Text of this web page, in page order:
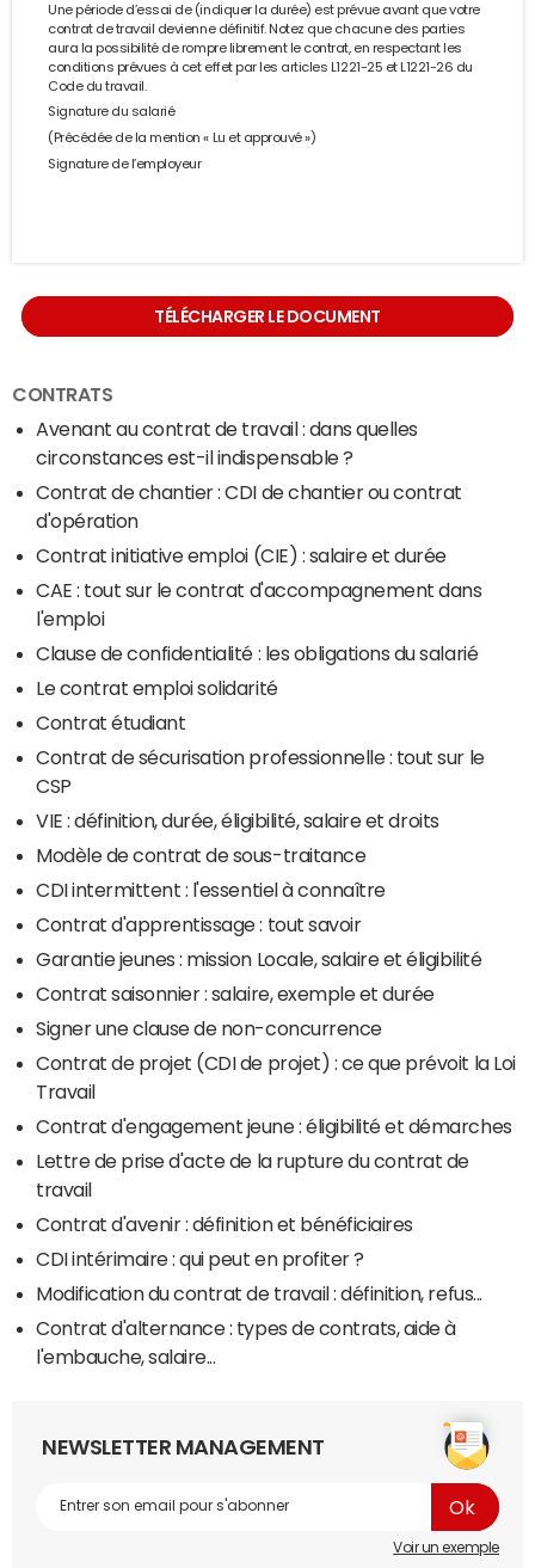
Une période d’essai de (indiquer la durée) est prévue avant que votre
contrat de travail devienne définitif. Notez que chacune des parties
aura la possibilité de rompre librement le contrat, en respectant les
conditions prévues à cet effet par les articles L1221-25 et L1221-26 du
Code du travail.
Signature du salarié
(Précédée de la mention « Lu et approuvé »)
Signature de l’employeur
TÉLÉCHARGER LE DOCUMENT
CONTRATS
Avenant au contrat de travail : dans quelles
circonstances est-il indispensable ?
Contrat de chantier : CDI de chantier ou contrat
d'opération
Contrat initiative emploi (CIE) : salaire et durée
CAE : tout sur le contrat d'accompagnement dans
l'emploi
Clause de confidentialité : les obligations du salarié
Le contrat emploi solidarité
Contrat étudiant
Contrat de sécurisation professionnelle : tout sur le
CSP
VIE : définition, durée, éligibilité, salaire et droits
Modèle de contrat de sous-traitance
CDI intermittent : l'essentiel à connaître
Contrat d'apprentissage : tout savoir
Garantie jeunes : mission Locale, salaire et éligibilité
Contrat saisonnier : salaire, exemple et durée
Signer une clause de non-concurrence
Contrat de projet (CDI de projet) : ce que prévoit la Loi
Travail
Contrat d'engagement jeune : éligibilité et démarches
Lettre de prise d'acte de la rupture du contrat de
travail
Contrat d'avenir : définition et bénéficiaires
CDI intérimaire : qui peut en profiter ?
Modification du contrat de travail : définition, refus...
Contrat d'alternance : types de contrats, aide à
l'embauche, salaire...
NEWSLETTER MANAGEMENT
Voir un exemple